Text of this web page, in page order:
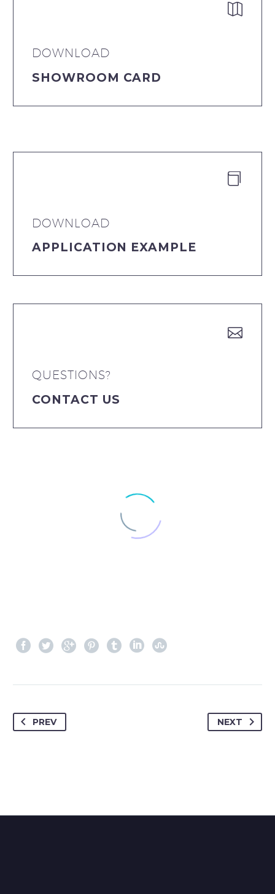


DOWNLOAD
SHOWROOM CARD


DOWNLOAD
APPLICATION EXAMPLE


QUESTIONS?
CONTACT US
PREV NEXT